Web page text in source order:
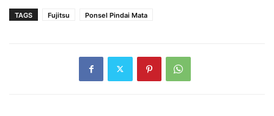
TAGS Fujitsu Ponsel Pindai Mata